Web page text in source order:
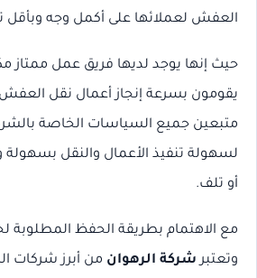
العفش لعملائها على أكمل وجه وبأقل
حيث إنها يوجد لديها فريق عمل ممتاز
يقومون بسرعة إنجاز أعمال نقل
متبعين جميع السياسات الخاصة
لسهولة تنفيذ الأعمال والنقل
أو تلف.
مع الاهتمام بطريقة الحفظ المطلوبة
وتعتبر شركة الرهوان من أبرز شركات